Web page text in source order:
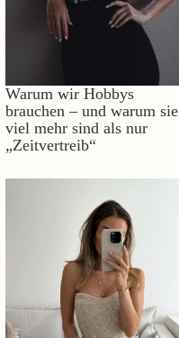
Warum wir Hobbys
brauchen – und warum sie
viel mehr sind als nur
„Zeitvertreib“